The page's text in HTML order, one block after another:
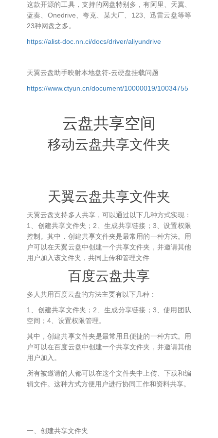
这款开源的工具，支持的网盘特别多，有阿里、天翼、
蓝奏、Onedrive、夸克、某大厂、123、迅雷云盘等等
23种网盘之多。
https://alist-doc.nn.ci/docs/driver/aliyundrive
天翼云盘助手映射本地盘符-云硬盘挂载问题
https://www.ctyun.cn/document/10000019/10034755
云盘共享空间
移动云盘共享文件夹
天翼云盘共享文件夹
天翼云盘支持多人共享，可以通过以下几种方式实现：
1、创建共享文件夹；2、生成共享链接；3、设置权限
控制。其中，创建共享文件夹是最常用的一种方法。用
户可以在天翼云盘中创建一个共享文件夹，并邀请其他
用户加入该文件夹，共同上传和管理文件
百度云盘共享
多人共用百度云盘的方法主要有以下几种：
1、创建共享文件夹；2、生成分享链接；3、使用团队
空间；4、设置权限管理。
其中，创建共享文件夹是最常用且便捷的一种方式。用
户可以在百度云盘中创建一个共享文件夹，并邀请其他
用户加入。
所有被邀请的人都可以在这个文件夹中上传、下载和编
辑文件。这种方式方便用户进行协同工作和资料共享。
一、创建共享文件夹